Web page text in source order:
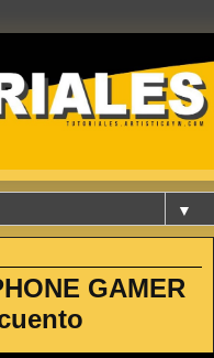
▼
GAMER